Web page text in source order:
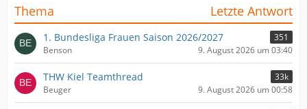
Thema Letzte Antwort
1. Bundesliga Frauen Saison 2026/2027
351
Benson
9. August 2026 um 03:40
THW Kiel Teamthread
33k
Beuger
9. August 2026 um 00:58